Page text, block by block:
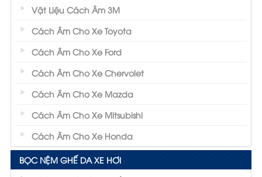
Vật Liệu Cách Âm 3M
Cách Âm Cho Xe Toyota
Cách Âm Cho Xe Ford
Cách Âm Cho Xe Chervolet
Cách Âm Cho Xe Mazda
Cách Âm Cho Xe Mitsubishi
Cách Âm Cho Xe Honda
BỌC NỆM GHẾ DA XE HƠI